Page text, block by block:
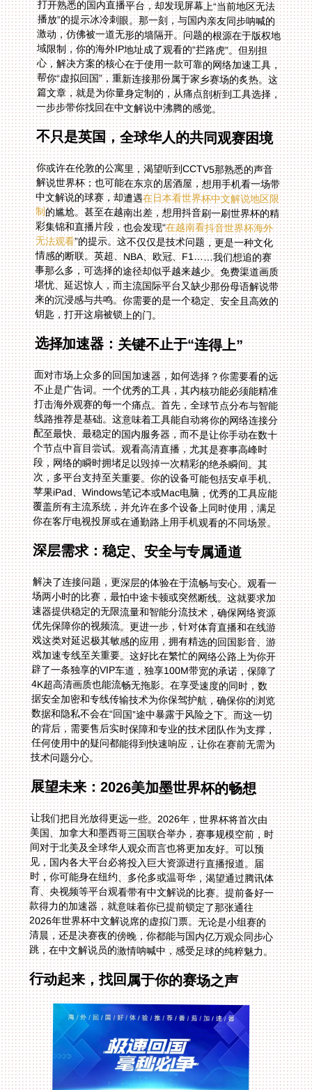
一步步带你找回在中文解说中沸腾的感觉。
不只是英国，全球华人的共同观赛困境
你或许在伦敦的公寓里，渴望听到CCTV5那熟悉的声音
解说世界杯；也可能在东京的居酒屋，想用手机看一场带
中文解说的球赛，却遭遇在日本看世界杯中文解说地区限
制的尴尬。甚至在越南出差，想用抖音刷一刷世界杯的精
彩集锦和直播片段，也会发现“在越南看抖音世界杯海外
无法观看”的提示。这不仅仅是技术问题，更是一种文化
情感的断联。英超、NBA、欧冠、F1……我们想追的赛
事那么多，可选择的途径却似乎越来越少。免费渠道画质
堪忧、延迟惊人，而主流国际平台又缺少那份母语解说带
来的沉浸感与共鸣。你需要的是一个稳定、安全且高效的
钥匙，打开这扇被锁上的门。
选择加速器：关键不止于“连得上”
面对市场上众多的回国加速器，如何选择？你需要看的远
不止是广告词。一个优秀的工具，其内核功能必须能精准
打击海外观赛的每一个痛点。首先，全球节点分布与智能
线路推荐是基础。这意味着工具能自动将你的网络连接分
配至最快、最稳定的国内服务器，而不是让你手动在数十
个节点中盲目尝试。观看高清直播，尤其是赛事高峰时
段，网络的瞬时拥堵足以毁掉一次精彩的绝杀瞬间。其
次，多平台支持至关重要。你的设备可能包括安卓手机、
苹果iPad、Windows笔记本或Mac电脑，优秀的工具应能
覆盖所有主流系统，并允许在多个设备上同时使用，满足
你在客厅电视投屏或在通勤路上用手机观看的不同场景。
深层需求：稳定、安全与专属通道
解决了连接问题，更深层的体验在于流畅与安心。观看一
场两小时的比赛，最怕中途卡顿或突然断线。这就要求加
速器提供稳定的无限流量和智能分流技术，确保网络资源
优先保障你的视频流。更进一步，针对体育直播和在线游
戏这类对延迟极其敏感的应用，拥有精选的回国影音、游
戏加速专线至关重要。这好比在繁忙的网络公路上为你开
辟了一条独享的VIP车道，独享100M带宽的承诺，保障了
4K超高清画质也能流畅无拖影。在享受速度的同时，数
据安全加密和专线传输技术为你保驾护航，确保你的浏览
数据和隐私不会在“回国”途中暴露于风险之下。而这一切
的背后，需要售后实时保障和专业的技术团队作为支撑，
任何使用中的疑问都能得到快速响应，让你在赛前无需为
技术问题分心。
展望未来：2026美加墨世界杯的畅想
让我们把目光放得更远一些。2026年，世界杯将首次由
美国、加拿大和墨西哥三国联合举办，赛事规模空前，时
间对于北美及全球华人观众而言也将更加友好。可以预
见，国内各大平台必将投入巨大资源进行直播报道。届
时，你可能身在纽约、多伦多或温哥华，渴望通过腾讯体
育、央视频等平台观看带有中文解说的比赛。提前备好一
款得力的加速器，就意味着你已提前锁定了那张通往
2026年世界杯中文解说席的虚拟门票。无论是小组赛的
清晨，还是决赛夜的傍晚，你都能与国内亿万观众同步心
跳，在中文解说员的激情呐喊中，感受足球的纯粹魅力。
行动起来，找回属于你的赛场之声